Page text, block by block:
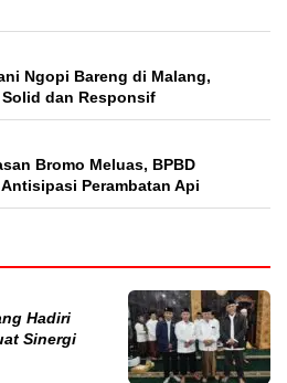
Ngopi Bareng di Malang,
dan Responsif
Bromo Meluas, BPBD
Perambatan Api
Hadiri
Sinergi